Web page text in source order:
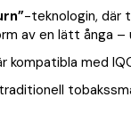
-teknologin, där
av en lätt ånga –
med